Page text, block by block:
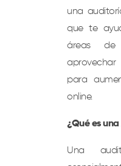
una
que te
áreas
para
online.
¿Qué es
Una